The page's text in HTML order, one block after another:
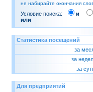
не набирайте окончания
Условие поиска:
и
или
Статистика посещений
за
за
за
Для предприятий